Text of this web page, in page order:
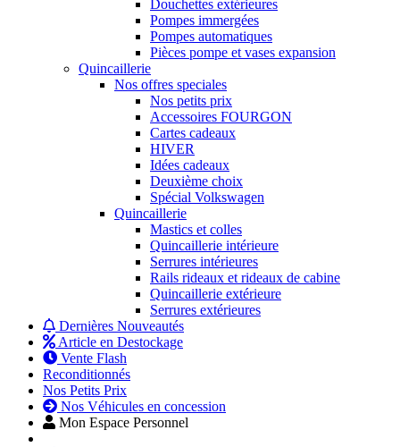
Douchettes extérieures
Pompes immergées
Pompes automatiques
Pièces pompe et vases expansion
Quincaillerie
Nos offres speciales
Nos petits prix
Accessoires FOURGON
Cartes cadeaux
HIVER
Idées cadeaux
Deuxième choix
Spécial Volkswagen
Quincaillerie
Mastics et colles
Quincaillerie intérieure
Serrures intérieures
Rails rideaux et rideaux de cabine
Quincaillerie extérieure
Serrures extérieures
Dernières Nouveautés
Article en Destockage
Vente Flash
Reconditionnés
Nos Petits Prix
Nos Véhicules en concession
Mon Espace Personnel